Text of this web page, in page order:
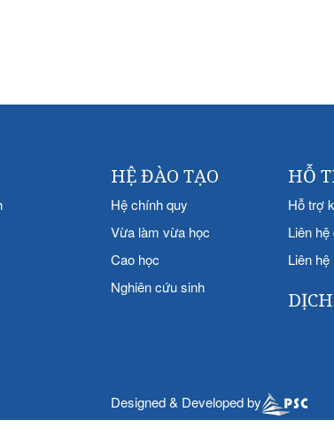
HỆ ĐÀO TẠO
Hệ chính quy
Vừa làm vừa học
Cao học
Nghiên cứu sinh
HỖ
Hỗ trợ
Liên
Liên
Designed & Developed by